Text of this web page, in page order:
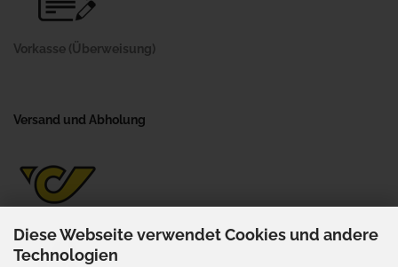
Diese Webseite verwendet Cookies und andere
Technologien
Vorkasse (Überweisung)
Versand und Abholung